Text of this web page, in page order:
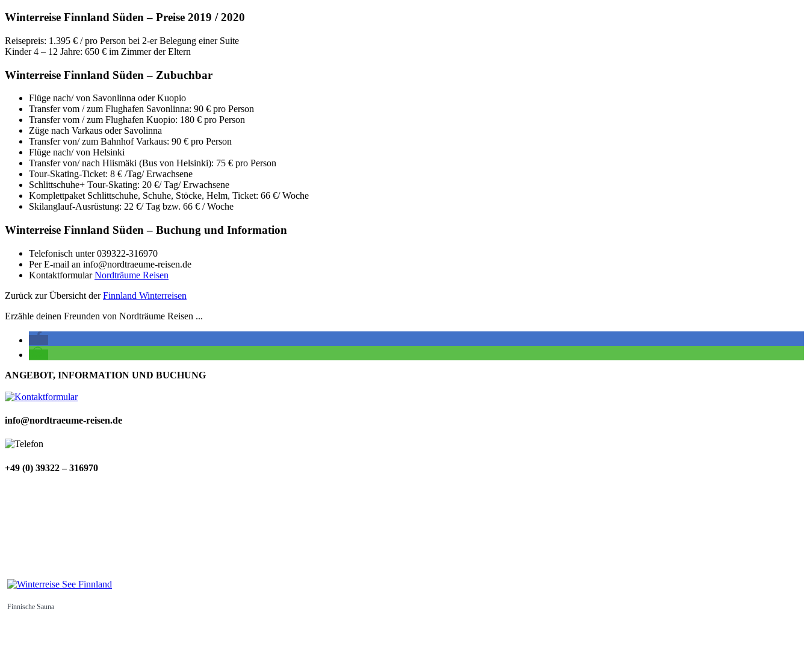
Winterreise Finnland Süden – Preise 2019 / 2020
Reisepreis: 1.395 € / pro Person bei 2-er Belegung einer Suite
Kinder 4 – 12 Jahre: 650 € im Zimmer der Eltern
Winterreise Finnland Süden – Zubuchbar
Flüge nach/ von Savonlinna oder Kuopio
Transfer vom / zum Flughafen Savonlinna: 90 € pro Person
Transfer vom / zum Flughafen Kuopio: 180 € pro Person
Züge nach Varkaus oder Savolinna
Transfer von/ zum Bahnhof Varkaus: 90 € pro Person
Flüge nach/ von Helsinki
Transfer von/ nach Hiismäki (Bus von Helsinki): 75 € pro Person
Tour-Skating-Ticket: 8 € /Tag/ Erwachsene
Schlittschuhe+ Tour-Skating: 20 €/ Tag/ Erwachsene
Komplettpaket Schlittschuhe, Schuhe, Stöcke, Helm, Ticket: 66 €/ Woche
Skilanglauf-Ausrüstung: 22 €/ Tag bzw. 66 € / Woche
Winterreise Finnland Süden – Buchung und Information
Telefonisch unter 039322-316970
Per E-mail an info@nordtraeume-reisen.de
KontaktformularNordträume Reisen
Zurück zur Übersicht derFinnland Winterreisen
Erzähle deinen Freunden von Nordträume Reisen ...
ANGEBOT, INFORMATION UND BUCHUNG
info@nordtraeume-reisen.de
+49 (0) 39322 – 316970
Finnische Sauna